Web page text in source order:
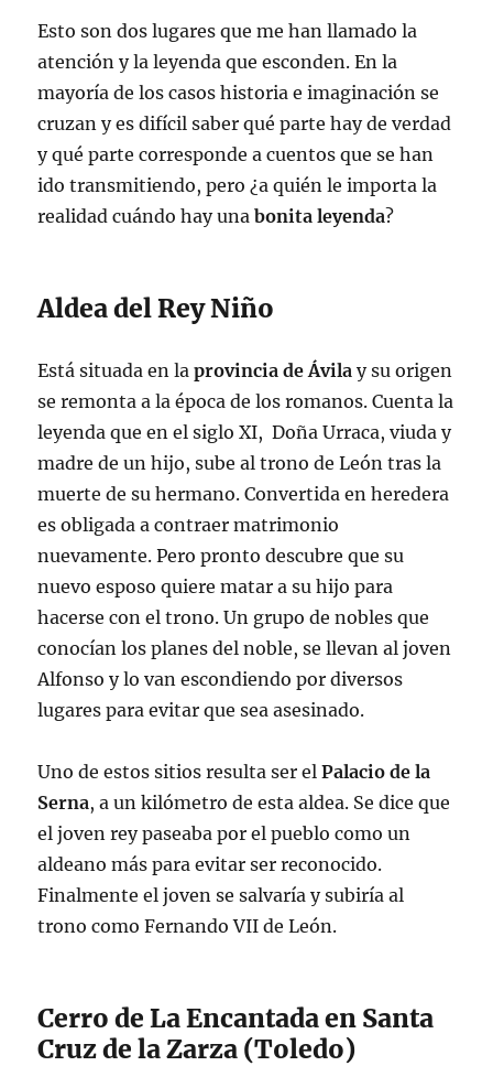
Esto son dos lugares que me han llamado la
atención y la leyenda que esconden. En la
mayoría de los casos historia e imaginación se
cruzan y es difícil saber qué parte hay de verdad
y qué parte corresponde a cuentos que se han
ido transmitiendo, pero ¿a quién le importa la
realidad cuándo hay unabonita leyenda?
Aldea del Rey Niño
Está situada en laprovincia de Ávila y su origen
se remonta a la época de los romanos. Cuenta la
leyenda que en el siglo XI, Doña Urraca, viuda y
madre de un hijo, sube al trono de León tras la
muerte de su hermano. Convertida en heredera
es obligada a contraer matrimonio
nuevamente. Pero pronto descubre que su
nuevo esposo quiere matar a su hijo para
hacerse con el trono. Un grupo de nobles que
conocían los planes del noble, se llevan al joven
Alfonso y lo van escondiendo por diversos
lugares para evitar que sea asesinado.
Uno de estos sitios resulta ser elPalacio de la
Serna, a un kilómetro de esta aldea. Se dice que
el joven rey paseaba por el pueblo como un
aldeano más para evitar ser reconocido.
Finalmente el joven se salvaría y subiría al
trono como Fernando VII de León.
Cerro de La Encantada en Santa
Cruz de la Zarza (Toledo)